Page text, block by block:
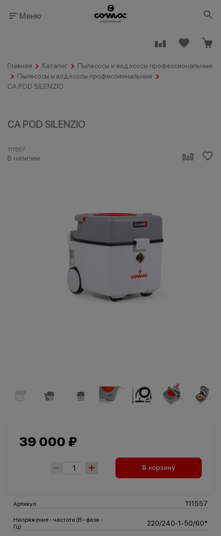
Меню
Главная Каталог
Пылесосы и водососы профессиональные
Пылесосы и водососы профессиональные
CA POD SILENZIO
CA POD SILENZIO
111557
В наличии
Артикул 111557
Напряжение - частота (В - фаза -
Гц)
220/240-1-50/60*
39 000 ₽
В корзину
Промышленность
общественного
Транспорт